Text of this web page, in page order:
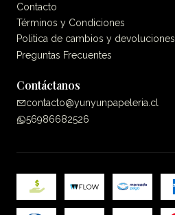
Contacto
Términos y Condiciones
Politica de cambios y devoluciones
Preguntas Frecuentes
Contáctanos
contacto@yunyunpapeleria.cl
56986682526